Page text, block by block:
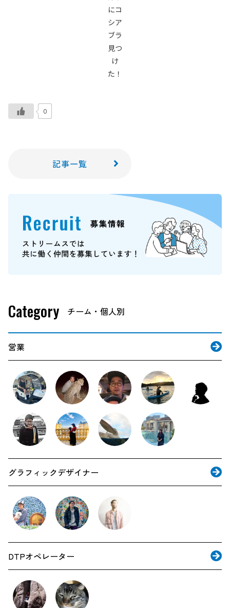
にコ
シア
ブラ
見つ
け
た！
0
記事一覧
Category
営業
グラフィックデザイナー
DTPオペレーター